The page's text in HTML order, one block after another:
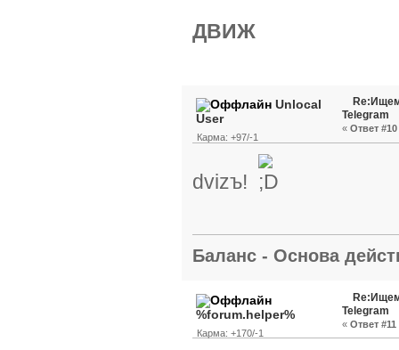
ДВИЖ
Unlocal
User
Карма: +97/-1
Telegram
« Ответ
dvizъ!
Баланс - Основа
%forum.helper%
Карма: +170/-1
Telegram
« Ответ #11